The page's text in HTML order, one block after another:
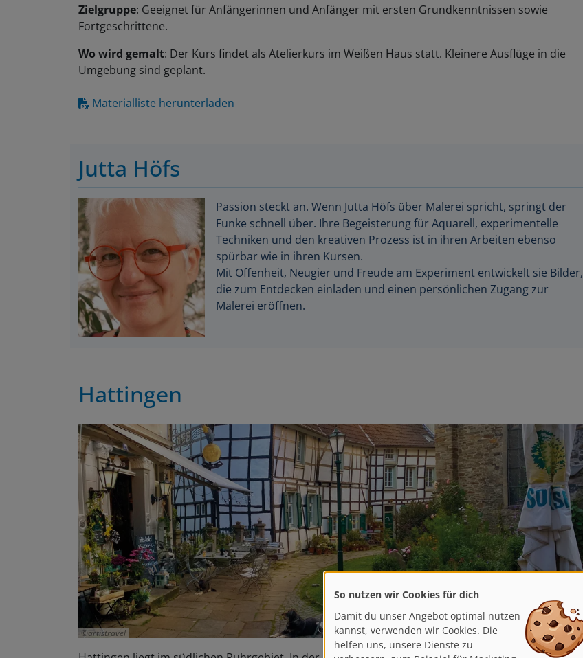
Zielgruppe: Geeignet für Anfängerinnen und Anfänger mit ersten Grundkenntnissen sowie
Fortgeschrittene.
Wo wird gemalt: Der Kurs findet als Atelierkurs im Weißen Haus statt. Kleinere Ausflüge in die
Umgebung sind geplant.
Materialliste herunterladen
Jutta Höfs
Passion steckt an. Wenn Jutta Höfs über Malerei spricht, springt der
Funke schnell über. Ihre Begeisterung für Aquarell, experimentelle
Techniken und den kreativen Prozess ist in ihren Arbeiten ebenso
spürbar wie in ihren Kursen.
Mit Offenheit, Neugier und Freude am Experiment entwickelt sie Bilder,
die zum Entdecken einladen und einen persönlichen Zugang zur
Malerei eröffnen.
Hattingen
artistravel
So nutzen wir Cookies für dich
Damit du unser Angebot optimal nutzen
kannst, verwenden wir Cookies. Die
helfen uns, unsere Dienste zu